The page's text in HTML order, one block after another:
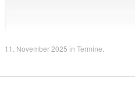
11. November 2025 in Termine